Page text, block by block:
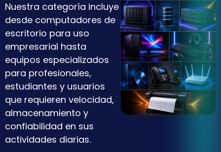
Nuestra categoría incluye
desde computadores de
escritorio para uso
empresarial hasta
equipos especializados
para profesionales,
estudiantes y usuarios
que requieren velocidad,
almacenamiento y
confiabilidad en sus
actividades diarias.